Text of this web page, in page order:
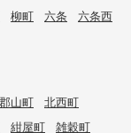
柳町 六条
六条西
山町
北西町
紺屋町
雑穀町